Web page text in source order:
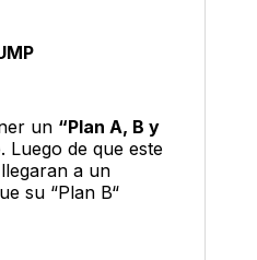
un “Plan A, B y
de que este
a un
su “Plan B“